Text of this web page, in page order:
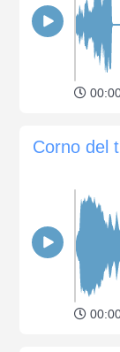
Corno del